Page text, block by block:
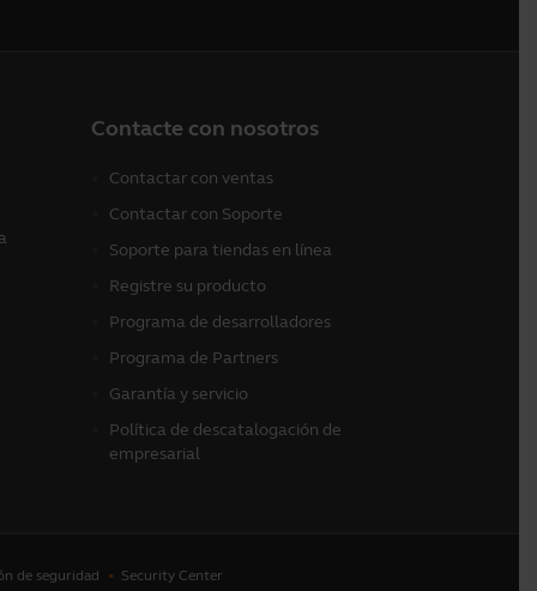
Contacte con nosotros
Contactar con ventas
Contactar con Soporte
Soporte para tiendas en línea
Registre su producto
Programa de desarrolladores
Programa de Partners
Garantía y servicio
Política de descatalogación de
empresarial
de seguridad
Security Center